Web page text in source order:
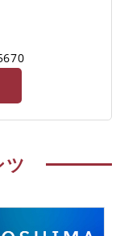
ツ